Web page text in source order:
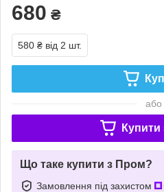
680 ₴
580 ₴ від 2 шт.
або
Купити
Що таке купити з Пром?
Замовлення під захистом